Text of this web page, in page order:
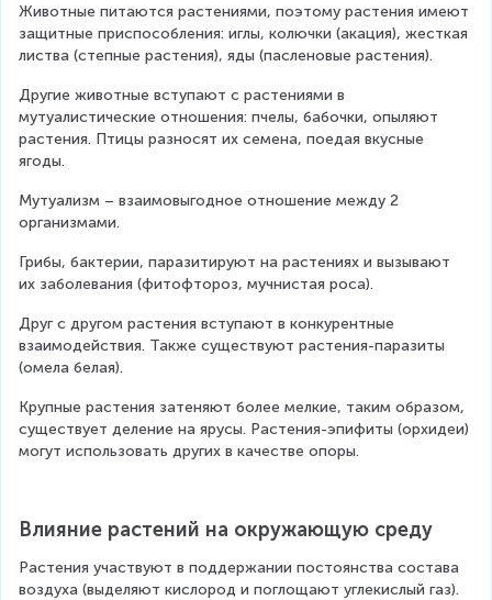
Животные питаются растениями, поэтому растения имеют
защитные приспособления: иглы, колючки (акация), жесткая
листва (степные растения), яды (пасленовые растения).
Другие животные вступают с растениями в
мутуалистические отношения: пчелы, бабочки, опыляют
растения. Птицы разносят их семена, поедая вкусные
ягоды.
Мутуализм – взаимовыгодное отношение между 2
организмами.
Грибы, бактерии, паразитируют на растениях и вызывают
их заболевания (фитофтороз, мучнистая роса).
Друг с другом растения вступают в конкурентные
взаимодействия. Также существуют растения-паразиты
(омела белая).
Крупные растения затеняют более мелкие, таким образом,
существует деление на ярусы. Растения-эпифиты (орхидеи)
могут использовать других в качестве опоры.
Влияние растений на окружающую среду
Растения участвуют в поддержании постоянства состава
воздуха (выделяют кислород и поглощают углекислый газ).